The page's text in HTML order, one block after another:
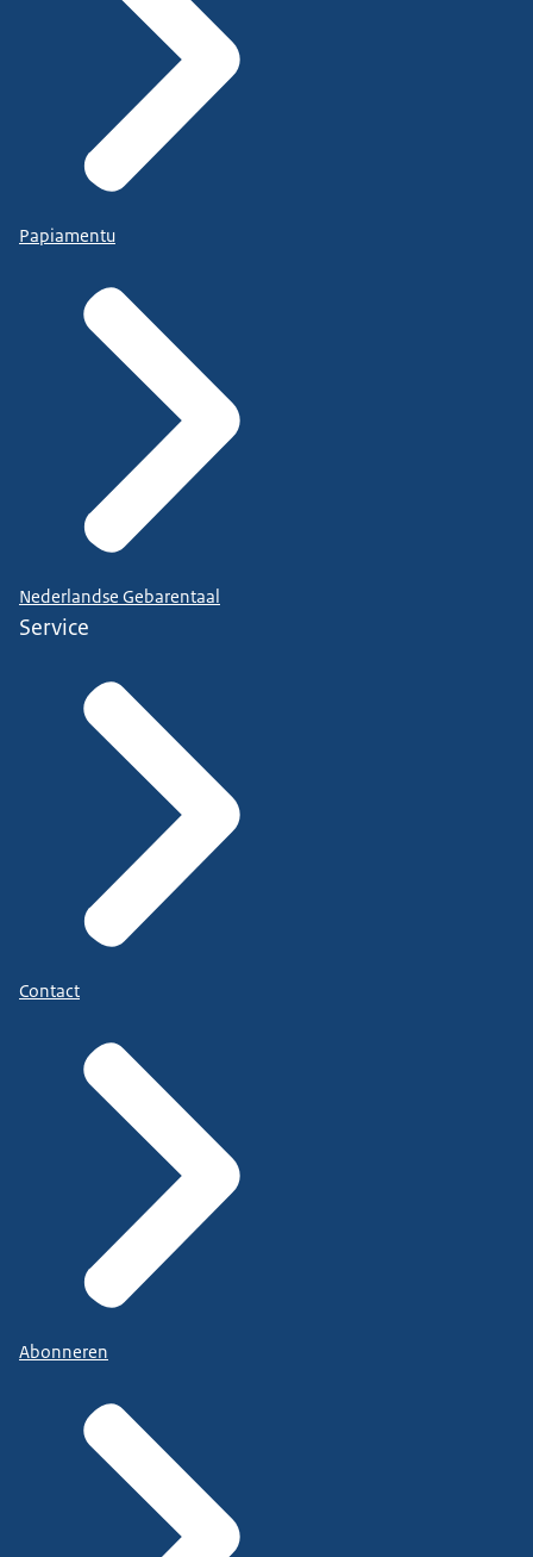
Papiamentu
Nederlandse Gebarentaal
Service
Contact
Abonneren